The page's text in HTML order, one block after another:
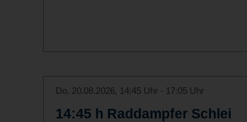
Do. 20.08.2026, 14:45 Uhr - 17:05 Uhr
14:45 h Raddampfer Schlei